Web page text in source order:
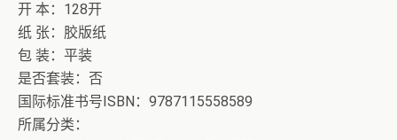
开 本：128开
纸 张：胶版纸
包 装：平装
是否套装：否
国际标准书号ISBN：9787115558589
所属分类：